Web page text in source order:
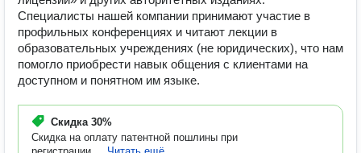
Специалисты нашей компании принимают участие в
профильных конференциях и читают лекции в
образовательных учреждениях (не юридических), что нам
помогло приобрести навык общения с клиентами на
доступном и понятном им языке.
Скидка 30%
Скидка на оплату патентной пошлины при